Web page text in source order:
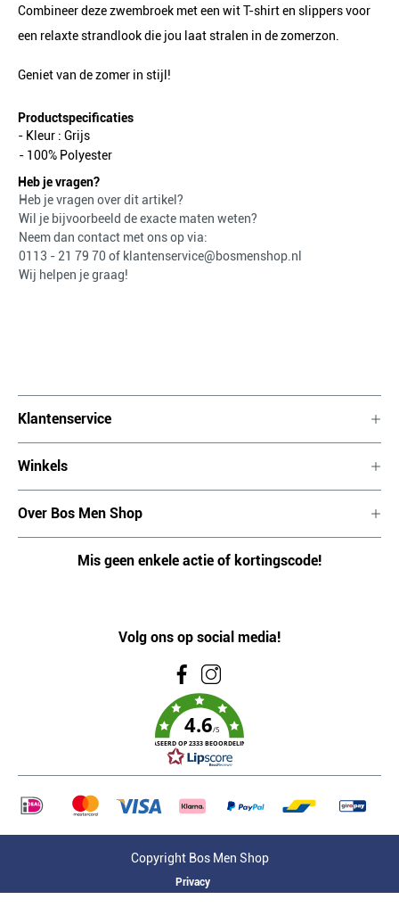
Combineer deze zwembroek met een wit T-shirt en slippers voor
een relaxte strandlook die jou laat stralen in de zomerzon.
Geniet van de zomer in stijl!
Productspecificaties
- Kleur : Grijs
- 100% Polyester
Heb je vragen?
Heb je vragen over dit artikel?
Wil je bijvoorbeeld de exacte maten weten?
Neem dan contact met ons op via:
0113 - 21 79 70 of klantenservice@bosmenshop.nl
Wij helpen je graag!
Klantenservice
Winkels
Over Bos Men Shop
Mis geen enkele actie of kortingscode!
Volg ons op social media!
4.6/5
GEBASEERD OP 2333 BEOORDELINGEN
Copyright Bos Men Shop
Privacy